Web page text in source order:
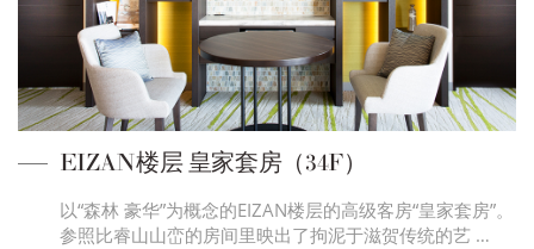
EIZAN楼层 皇家套房（34F）
以“森林 豪华”为概念的EIZAN楼层的高级客房“皇家套房”。
参照比睿山山峦的房间里映出了拘泥于滋贺传统的艺 …